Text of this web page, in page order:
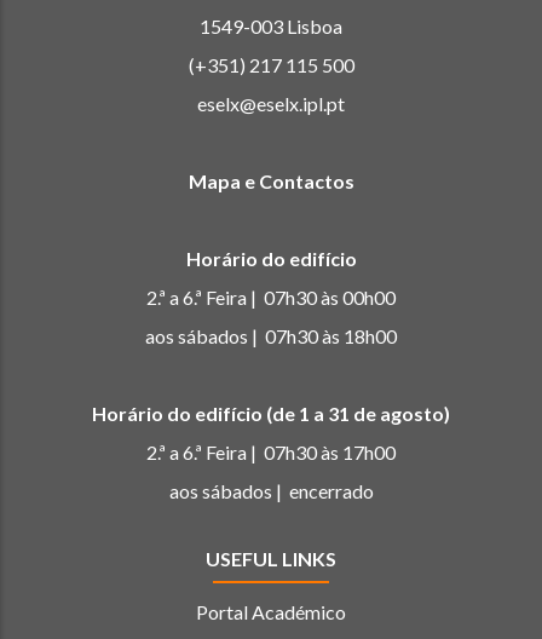
1549-003 Lisboa
(+351) 217 115 500
eselx@eselx.ipl.pt
Mapa e Contactos
Horário do edifício
2.ª a 6.ª Feira | 07h30 às 00h00
aos sábados | 07h30 às 18h00
Horário do edifício (de 1 a 31 de agosto)
2.ª a 6.ª Feira | 07h30 às 17h00
aos sábados | encerrado
USEFUL LINKS
Portal Académico